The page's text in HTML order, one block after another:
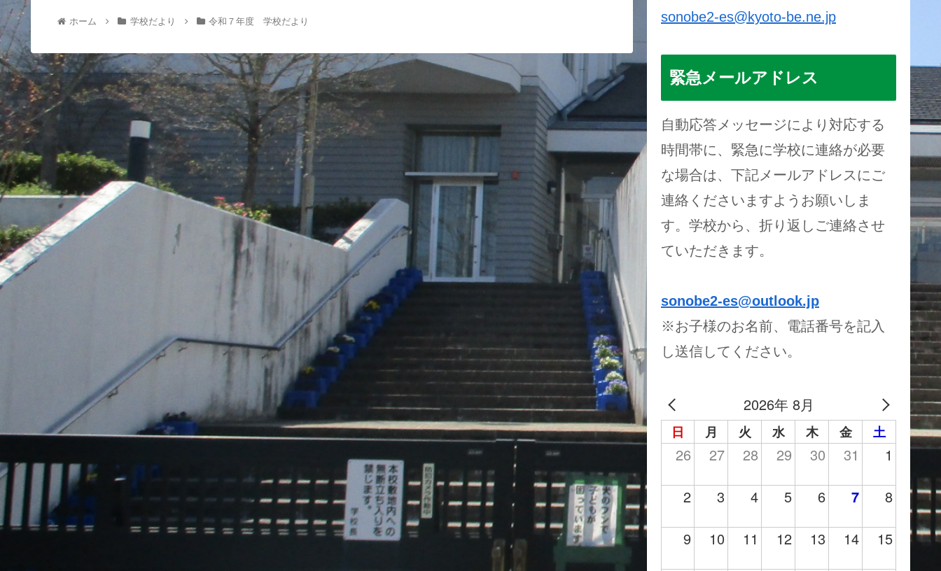
ホーム 学校だより 令和７年度 学校だより
sonobe2-es@kyoto-be.ne.jp
緊急メールアドレス
自動応答メッセージにより対応する
時間帯に、緊急に学校に連絡が必要
な場合は、下記メールアドレスにご
連絡くださいますようお願いしま
す。学校から、折り返しご連絡させ
ていただきます。
sonobe2-es@outlook.jp
※お子様のお名前、電話番号を記入
し送信してください。
2026年 8月
日 月 火 水 木 金 土
26 27 28 29 30 31 1
2 3 4 5 6 7 8
9 10 11 12 13 14 15